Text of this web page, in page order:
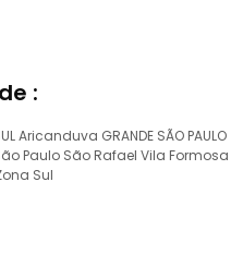
:
Aricanduva GRANDE SÃO PAULO
Paulo São Rafael Vila Formosa
Sul